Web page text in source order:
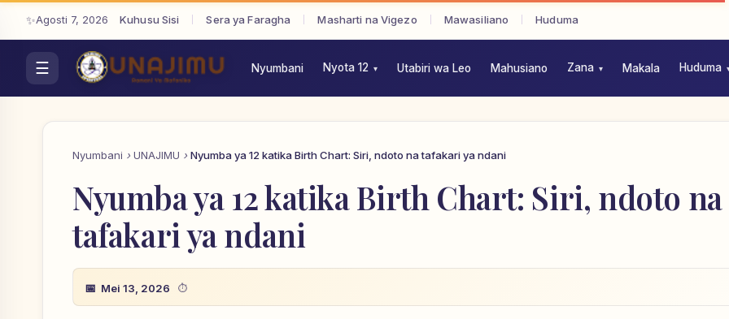
Agosti 7, 2026 Kuhusu Sisi Sera ya Faragha Masharti na Vigezo Mawasiliano Huduma
Nyumbani Nyota 12 Utabiri wa Leo Mahusiano Zana Makala Huduma
Nyumbani UNAJIMU Nyumba ya 12 katika Birth Chart: Siri, ndoto na tafakari ya ndani
Nyumba ya 12 katika Birth Chart: Siri, ndoto na
tafakari ya ndani
Mei 13, 2026